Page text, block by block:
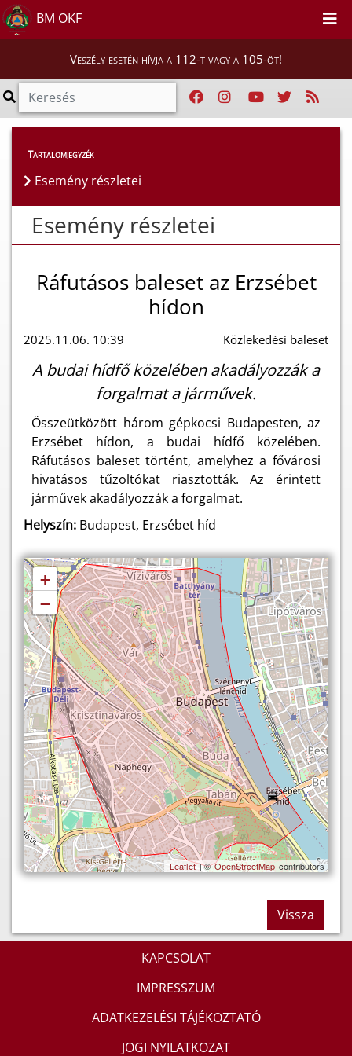
BM OKF
Veszély esetén hívja a 112-t vagy a 105-öt!
Esemény részletei
Tartalomjegyzék
Esemény részletei
Esemény részletei
Ráfutásos baleset az Erzsébet
hídon
2025.11.06. 10:39 Közlekedési baleset
A budai hídfő közelében akadályozzák a
forgalmat a járművek.
Összeütközött három gépkocsi Budapesten, az
Erzsébet hídon, a budai hídfő közelében.
Ráfutásos baleset történt, amelyhez a fővárosi
hivatásos tűzoltókat riasztották. Az érintett
járművek akadályozzák a forgalmat.
Helyszín: Budapest, Erzsébet híd
+
−
Leaflet| ©OpenStreetMap contributors
Vissza
KAPCSOLAT
IMPRESSZUM
ADATKEZELÉSI TÁJÉKOZTATÓ
JOGI NYILATKOZAT